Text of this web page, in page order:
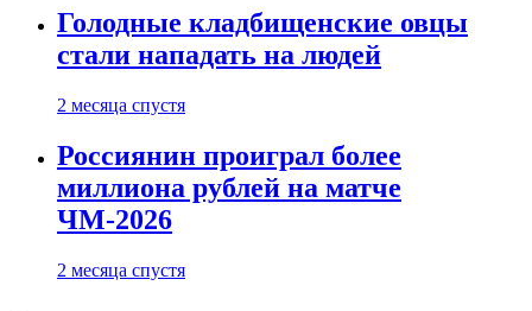
Голодные кладбищенские овцы
стали нападать на людей
2 месяца спустя
Россиянин проиграл более
миллиона рублей на матче
ЧМ-2026
2 месяца спустя